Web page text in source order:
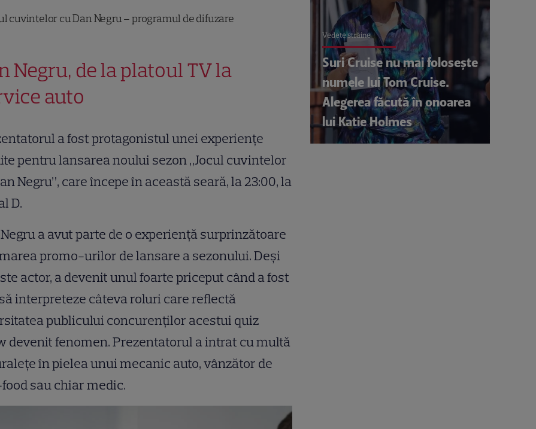
cuvintelor cu Dan Negru – programul de difuzare
Negru, de la platoul TV la
auto
a fost protagonistul unei experiențe
pentru lansarea noului sezon „Jocul cuvintelor
Negru”, care începe în această seară, la 23:00, la
D.
a avut parte de o experiență surprinzătoare
promo-urilor de lansare a sezonului. Deși
actor, a devenit unul foarte priceput când a fost
interpreteze câteva roluri care reflectă
publicului concurenților acestui quiz
devenit fenomen. Prezentatorul a intrat cu multă
în pielea unui mecanic auto, vânzător de
sau chiar medic.
Vedete străine
Suri Cruise nu mai folosește
numele lui Tom Cruise.
Alegerea făcută în onoarea
lui Katie Holmes